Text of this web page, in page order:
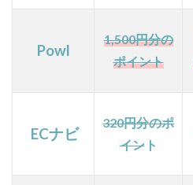
ジッ
ート
Powl
1,500円分の
ポイント
ECナビ
320円分のポ
イント